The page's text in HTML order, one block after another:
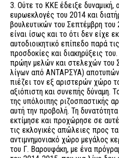
3. Ούτε το ΚΚΕ έδειξε
ευρωεκλογές του 2014 και
βουλευτικών του Σεπτέμβρη του
είναι ίσως και το ότι δεν είχε
αυτοδιοικητικό επίπεδο παρά
προσδοκίες και διακηρύξεις
πρώην μελών και στελεχών του
λίγων από ΑΝΤΑΡΣΥΑ)
πιέζει τον εξ αριστερών χώρο
αξιόπιστη και συνεπής δύναμη.
της υπόλοιπης ριζοσπαστικής
αυτή την προβολή. Τη
εκτίμησε και προχώρησε σε
τις εκλογικές απώλειες προς
αντιμνημονιακό χώρο μεγάλος
του Γ. Βαρουφάκη, με ένα